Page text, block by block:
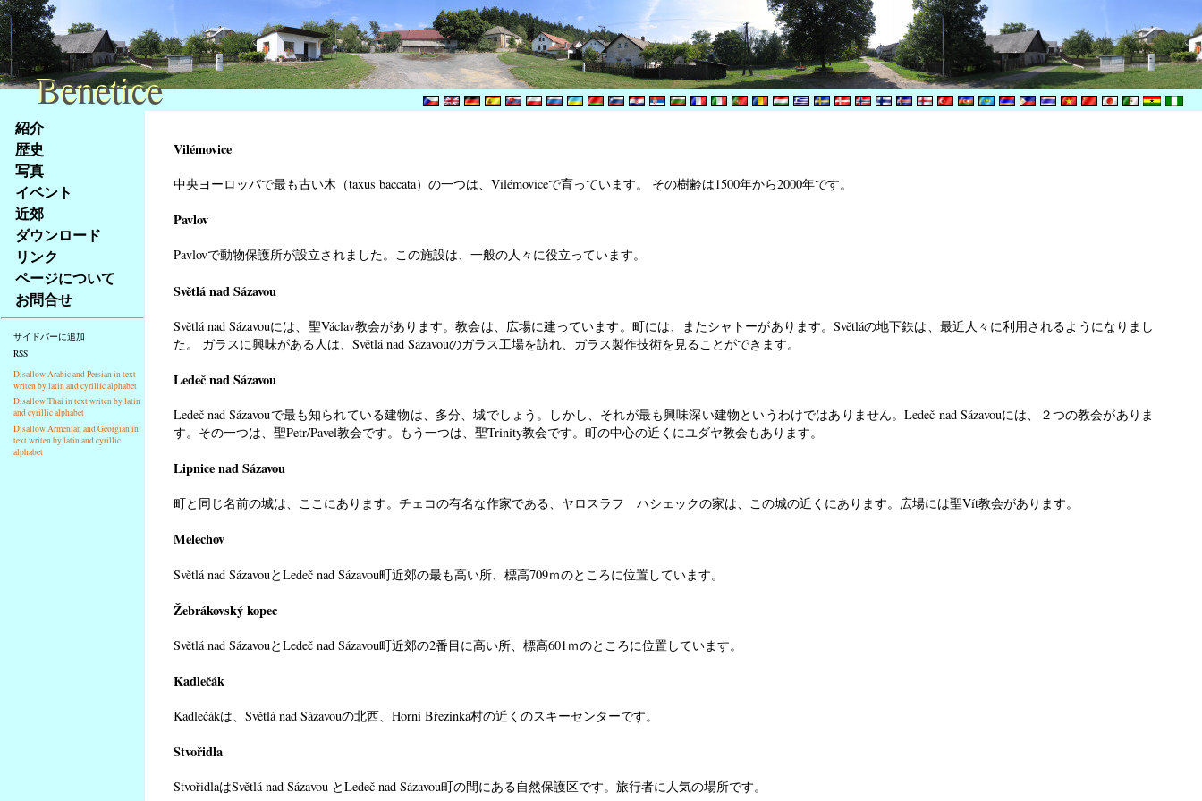
Na
obsah
stránky
Klávesové
zkratky
tomto
webu
základní
Hlavní
strana
紹介
歴史
写真
イベント
近郊
ダウンロード
リンク
ページについて
お問合せ
サイドバーに追加
RSS
Disallow Arabic and Persian in text
writen by latin and cyrillic alphabet
Disallow Thai in text writen by latin
and cyrillic alphabet
Disallow Armenian and Georgian in
text writen by latin and cyrillic
alphabet
Vilémovice
中央ヨーロッパで最も古い木（taxus baccata）の一つは、Vilémoviceで育っています。 その樹齢は1500年から2000年です。
Pavlov
Pavlovで動物保護所が設立されました。この施設は、一般の人々に役立っています。
Světlá nad Sázavou
Světlá nad Sázavouには、聖Václav教会があります。教会は、広場に建っています。町には、またシャトーがあります。Světláの地下鉄は、最近人々に利用されるようになりまし
た。 ガラスに興味がある人は、Světlá nad Sázavouのガラス工場を訪れ、ガラス製作技術を見ることができます。
Ledeč nad Sázavou
Ledeč nad Sázavouで最も知られている建物は、多分、城でしょう。しかし、それが最も興味深い建物というわけではありません。Ledeč nad Sázavouには、２つの教会がありま
す。その一つは、聖Petr/Pavel教会です。もう一つは、聖Trinity教会です。町の中心の近くにユダヤ教会もあります。
Lipnice nad Sázavou
町と同じ名前の城は、ここにあります。チェコの有名な作家である、ヤロスラフ ハシェックの家は、この城の近くにあります。広場には聖Vít教会があります。
Melechov
Světlá nad SázavouとLedeč nad Sázavou町近郊の最も高い所、標高709ｍのところに位置しています。
Žebrákovský kopec
Světlá nad SázavouとLedeč nad Sázavou町近郊の2番目に高い所、標高601ｍのところに位置しています。
Kadlečák
Kadlečákは、Světlá nad Sázavouの北西、Horní Březinka村の近くのスキーセンターです。
Stvořidla
StvořidlaはSvětlá nad Sázavou とLedeč nad Sázavou町の間にある自然保護区です。旅行者に人気の場所です。
Benetice
Benetice